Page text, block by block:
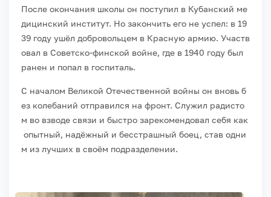
После окончания школы он поступил в Кубанский ме
дицинский институт. Но закончить его не успел: в 19
39 году ушёл добровольцем в Красную армию. Участв
овал в Советско‑финской войне, где в 1940 году был
ранен и попал в госпиталь.
С началом Великой Отечественной войны он вновь б
ез колебаний отправился на фронт. Служил радисто
м во взводе связи и быстро зарекомендовал себя как
опытный, надёжный и бесстрашный боец, став одни
м из лучших в своём подразделении.